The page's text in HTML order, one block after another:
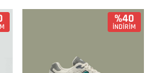
%40
İNDİRİM